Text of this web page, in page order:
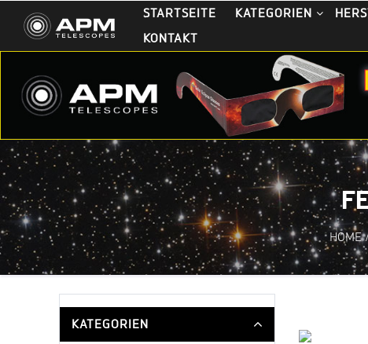
STARTSEITE KATEGORIEN
KONTAKT
HOME
KATEGORIEN